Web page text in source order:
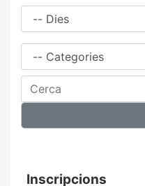
Dies
Família
Cerca
Inscripcions